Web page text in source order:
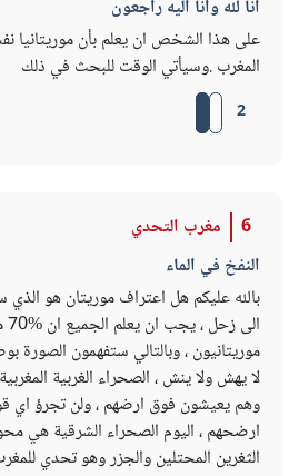
انا لله وانا اليه راجعون
على هذا الشخص ان يعلم بأن موريتانيا
المغرب .وسيأتي الوقت للبحث في ذلك
2
6
مغرب التحدي
النفخ في الماء
بالله عليكم هل اعتراف موريتان هو
موريتانيون ، وبالتالي ستفهمون الصورة
لا يهش ولا ينش ، الصحراء الغربية
وهم يعيشون فوق ارضهم ، ولن تجرؤ اي
ارضحهم ، اليوم الصحراء الشرقية هي
الثغرين المحتلين والجزر وهو تحدي